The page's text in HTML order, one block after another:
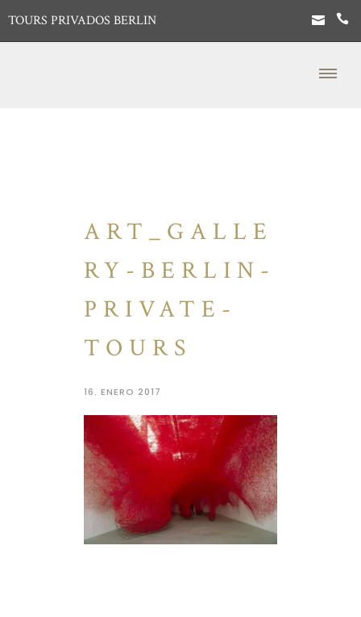
TOURS PRIVADOS BERLIN
ART_GALLE
RY-BERLIN-
PRIVATE-
TOURS
16. ENERO 2017